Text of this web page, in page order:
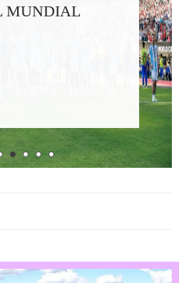
UNA LEY QUE
ENTREGAR
EXTRANJEROS